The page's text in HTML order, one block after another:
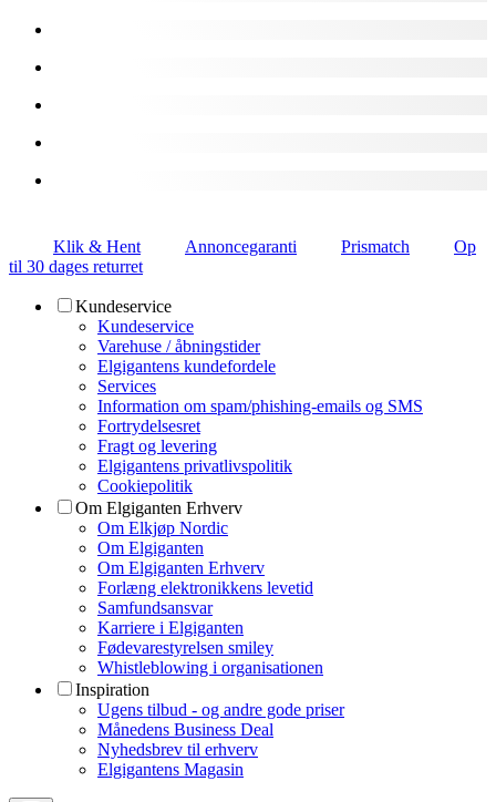
Klik & Hent Annoncegaranti Prismatch
Op
til 30 dages returret
Kundeservice
Kundeservice
Varehuse / åbningstider
Elgigantens kundefordele
Services
Information om spam/phishing-emails og SMS
Fortrydelsesret
Fragt og levering
Elgigantens privatlivspolitik
Cookiepolitik
Om Elgiganten Erhverv
Om Elkjøp Nordic
Om Elgiganten
Om Elgiganten Erhverv
Forlæng elektronikkens levetid
Samfundsansvar
Karriere i Elgiganten
Fødevarestyrelsen smiley
Whistleblowing i organisationen
Inspiration
Ugens tilbud - og andre gode priser
Månedens Business Deal
Nyhedsbrev til erhverv
Elgigantens Magasin